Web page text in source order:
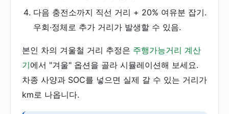
다음 충전소까지 직선 거리 + 20% 여유분 잡기.
우회·정체로 추가 거리가 발생할 수 있음.
본인 차의 겨울철 거리 추정은 주행가능거리 계산
기에서 "겨울" 옵션을 골라 시뮬레이션해 보세요.
차종 사양과 SOC를 넣으면 실제 갈 수 있는 거리가
km로 나옵니다.